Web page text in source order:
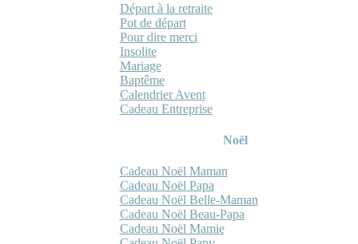
Départ à la retraite
Pot de départ
Pour dire merci
Insolite
Mariage
Baptême
Calendrier Avent
Cadeau Entreprise
Noël
Cadeau Noël Maman
Cadeau Noël Papa
Cadeau Noël Belle-Maman
Cadeau Noël Beau-Papa
Cadeau Noël Mamie